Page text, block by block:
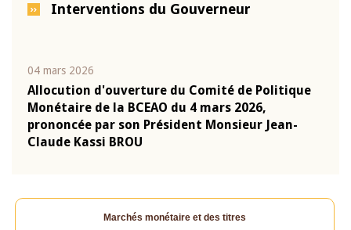
Interventions du Gouverneur
04 mars 2026
Allocution d'ouverture du Comité de Politique
Monétaire de la BCEAO du 4 mars 2026,
prononcée par son Président Monsieur Jean-
Claude Kassi BROU
Marchés monétaire et des titres